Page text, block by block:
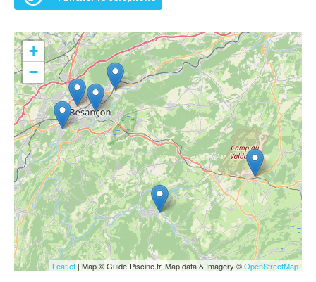
+
−
Leaflet | Map © Guide-Piscine.fr, Map data & Imagery ©OpenStreetMap